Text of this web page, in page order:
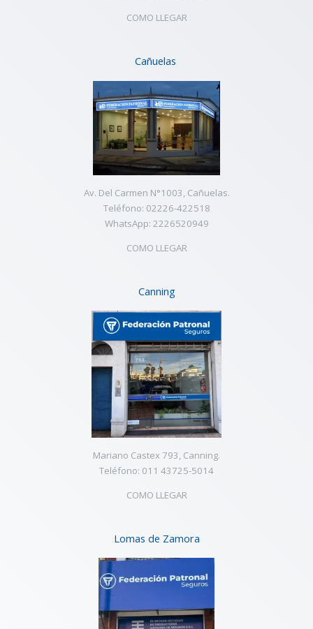
COMO LLEGAR
Cañuelas
Av. Del Carmen N°1003, Cañuelas.
Teléfono: 02226-422518
WhatsApp: 2226520949
COMO LLEGAR
Canning
Mariano Castex 793, Canning.
Teléfono: 011 43725-5014
COMO LLEGAR
Lomas de Zamora